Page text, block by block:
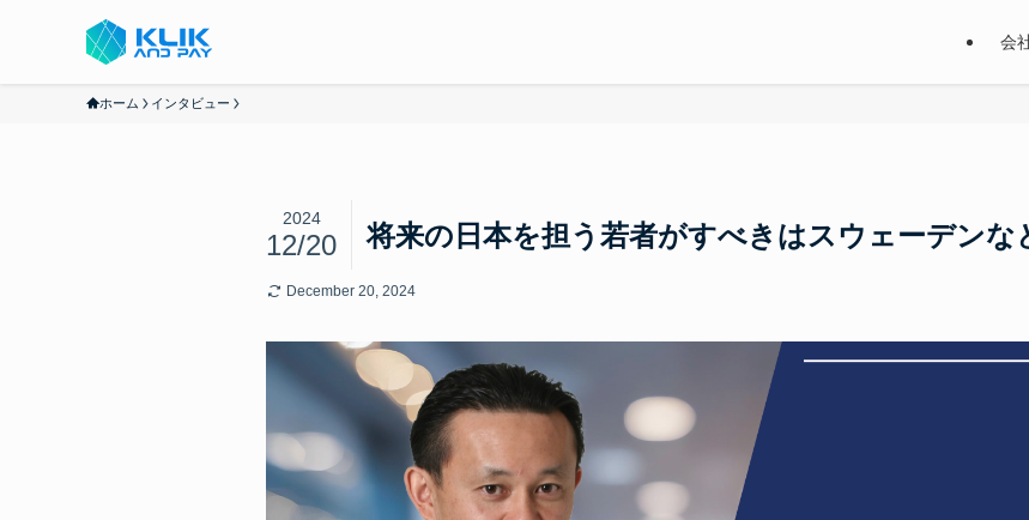
会
ホーム インタビュー
将来の日本を担う若者がすべきはスウェーデンな
2024
12/20
December 20, 2024